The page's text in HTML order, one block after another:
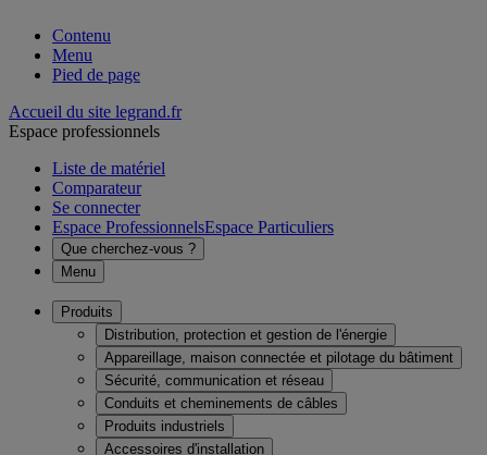
Contenu
Menu
Pied de page
Accueil du site legrand.fr
Espace professionnels
Liste de matériel
Comparateur
Se connecter
Espace ProfessionnelsEspace Particuliers
Que cherchez-vous ?
Menu
Produits
Distribution, protection et gestion de l'énergie
Appareillage, maison connectée et pilotage du bâtiment
Sécurité, communication et réseau
Conduits et cheminements de câbles
Produits industriels
Accessoires d'installation